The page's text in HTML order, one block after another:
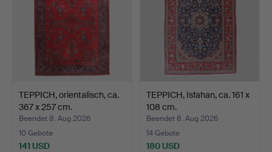
TEPPICH, orientalisch, ca.
367 x 257 cm.
Beendet 8. Aug 2026
10 Gebote
141 USD
TEPPICH, Isfahan, ca. 161 x
108 cm.
Beendet 8. Aug 2026
14 Gebote
180 USD